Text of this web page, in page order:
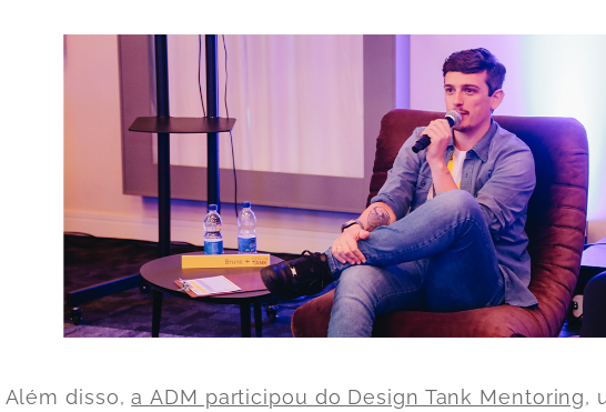
Além disso,aADM participou do Design Tank Mentoring,